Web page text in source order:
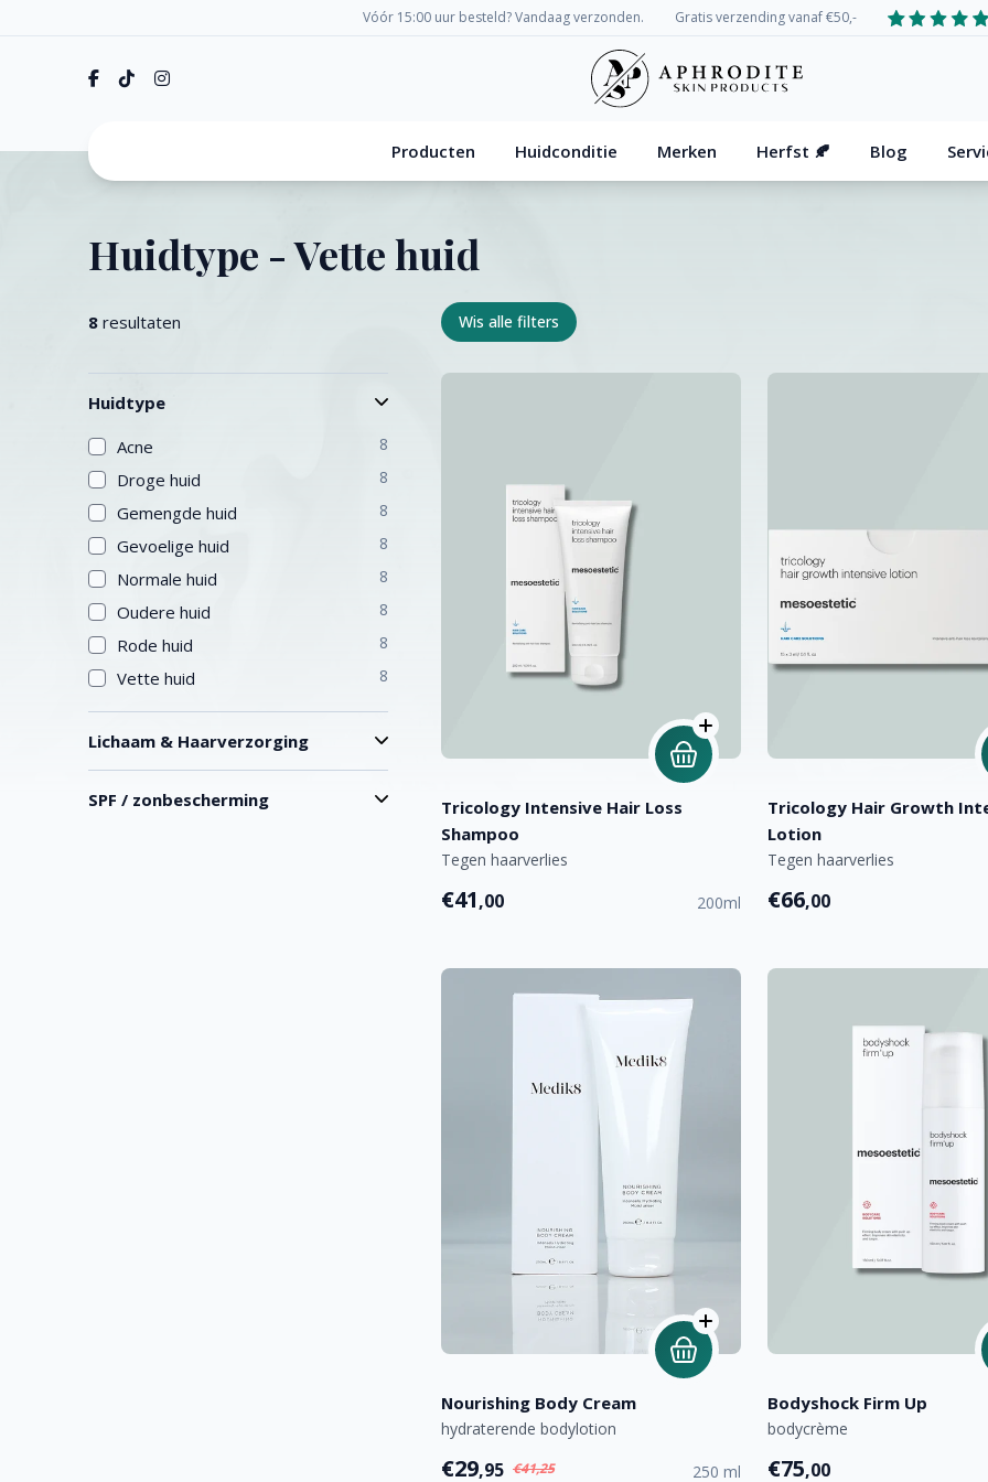
Vóór 15:00 uur besteld? Vandaag verzonden. Gratis verzending vanaf €50,-
Producten Huidconditie Merken Herfst 🍂 Blog
Huidtype - Vette huid
8 resultaten Wis alle filters
Huidtype
Acne
8
Droge huid 8
Gemengde huid 8
Gevoelige huid 8
Normale huid 8
Oudere huid 8
Rode huid 8
Vette huid 8
Lichaam & Haarverzorging
SPF / zonbescherming
Tricology Intensive Hair Loss
Shampoo
Tegen haarverlies
€41,00 200ml
Tricology Hair Growth
Lotion
Tegen haarverlies
€66,00
Nourishing Body Cream
hydraterende bodylotion
€29,95 €41,25 250 ml
Bodyshock Firm Up
bodycrème
€75,00